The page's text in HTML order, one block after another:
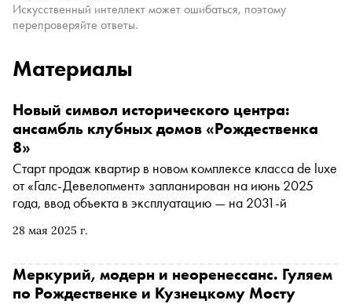
Искусственный интеллект может ошибаться, поэтому
перепроверяйте ответы.
Материалы
28 мая 2025 г.
Новый символ исторического центра:
ансамбль клубных домов «Рождественка
8»
Старт продаж квартир в новом комплексе класса de luxe
от «Галс-Девелопмент» запланирован на июнь 2025
года, ввод объекта в эксплуатацию — на 2031-й
Меркурий, модерн и неоренессанс. Гуляем
по Рождественке и Кузнецкому Мосту